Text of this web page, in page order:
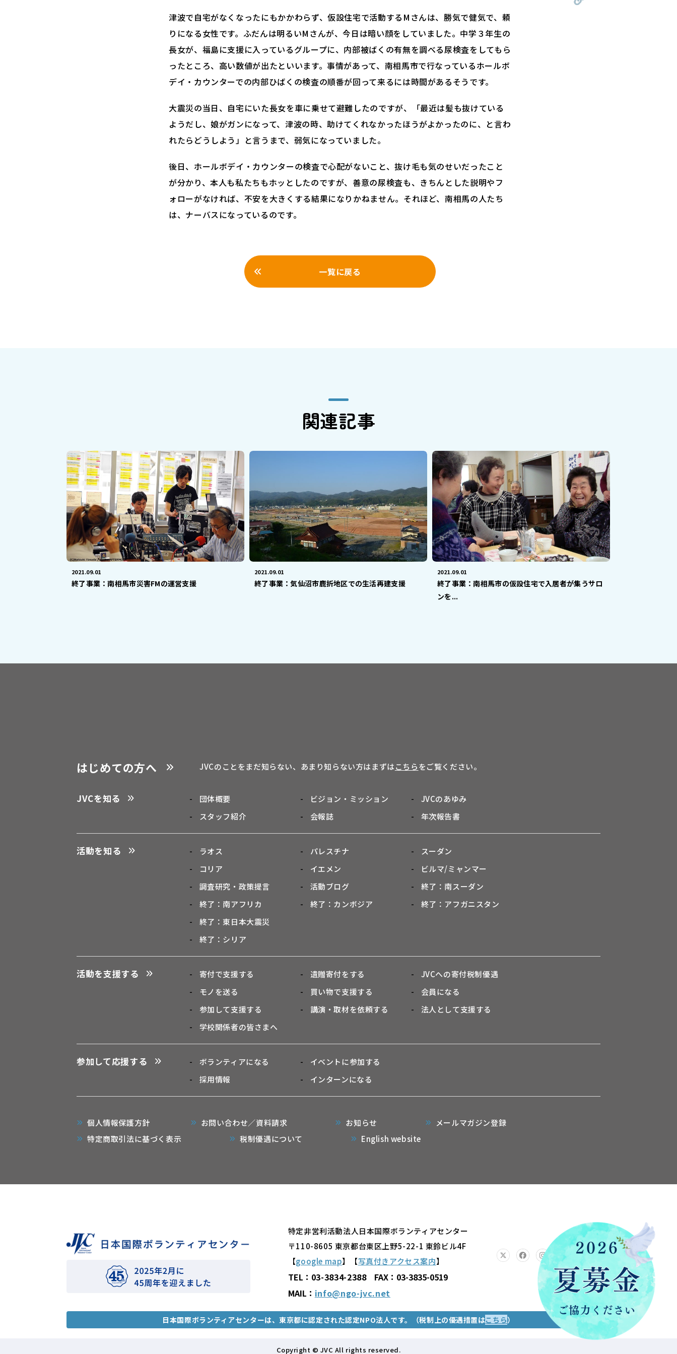
津波で自宅がなくなったにもかかわらず、仮設住宅で活動するMさんは、勝気で健気で、頼
りになる女性です。ふだんは明るいMさんが、今日は暗い顔をしていました。中学３年生の
長女が、福島に支援に入っているグループに、内部被ばくの有無を調べる尿検査をしてもら
ったところ、高い数値が出たといいます。事情があって、南相馬市で行なっているホールボ
デイ・カウンターでの内部ひばくの検査の順番が回って来るには時間があるそうです。
大震災の当日、自宅にいた長女を車に乗せて避難したのですが、「最近は髪も抜けている
ようだし、娘がガンになって、津波の時、助けてくれなかったほうがよかったのに、と言わ
れたらどうしよう」と言うまで、弱気になっていました。
後日、ホールボデイ・カウンターの検査で心配がないこと、抜け毛も気のせいだったこと
が分かり、本人も私たちもホッとしたのですが、善意の尿検査も、きちんとした説明やフ
ォローがなければ、不安を大きくする結果になりかねません。それほど、南相馬の人たち
は、ナーバスになっているのです。
一覧に戻る
関連記事
2021.09.01
終了事業：南相馬市災害FMの運営支援
2021.09.01
終了事業：気仙沼市鹿折地区での生活再建支援
2021.09.01
終了事業：南相馬市の仮設住宅で入居者が集うサロ
ンを...
はじめての方へ JVCのことをまだ知らない、あまり知らない方はまずはこちらをご覧ください。
JVCを知る 団体概要 ビジョン・ミッション
JVCのあゆみ
スタッフ紹介
会報誌 年次報告書
活動を知る ラオス パレスチナ
スーダン
コリア
イエメン
ビルマ/ミャンマー
調査研究・政策提言
活動ブログ
終了：南スーダン
終了：南アフリカ
終了：カンボジア
終了：アフガニスタン
終了：東日本大震災
終了：シリア
活動を支援する 寄付で支援する 遺贈寄付をする
JVCへの寄付税制優遇
モノを送る
買い物で支援する
会員になる
参加して支援する
講演・取材を依頼する
法人として支援する
学校関係者の皆さまへ
参加して応援する ボランティアになる
イベントに参加する
採用情報
インターンになる
個人情報保護方針 お問い合わせ／資料請求 お知らせ
メールマガジン登録
特定商取引法に基づく表示
税制優遇について English website
特定非営利活動法人日本国際ボランティアセンター
〒110-8605 東京都台東区上野5-22-1 東鈴ビル4F
【google map】【写真付きアクセス案内】
TEL： 03-3834-2388FAX：03-3835-0519
MAIL： info@ngo-jvc.net
JP EN
日本国際ボランティアセンターは、東京都に認定された認定NPO法人です。（税制上の優遇措置はこちら）
Copyright © JVC All rights reserved.